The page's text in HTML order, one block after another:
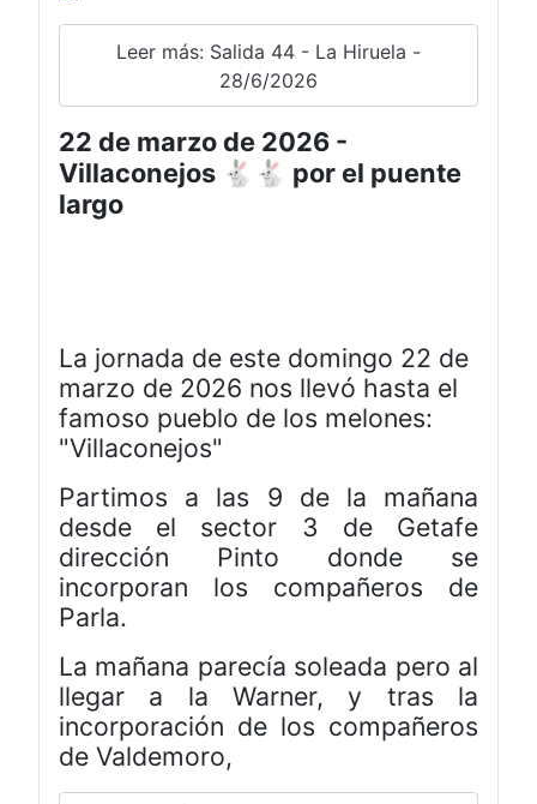
Leer más: Salida 44 - La Hiruela -
28/6/2026
22 de marzo de 2026 -
Villaconejos 🐇🐇 por el puente
largo
La jornada de este domingo 22 de
marzo de 2026 nos llevó hasta el
famoso pueblo de los melones:
"Villaconejos"
Partimos a las 9 de la mañana
desde el sector 3 de Getafe
dirección Pinto donde se
incorporan los compañeros de
Parla.
La mañana parecía soleada pero al
llegar a la Warner, y tras la
incorporación de los compañeros
de Valdemoro,